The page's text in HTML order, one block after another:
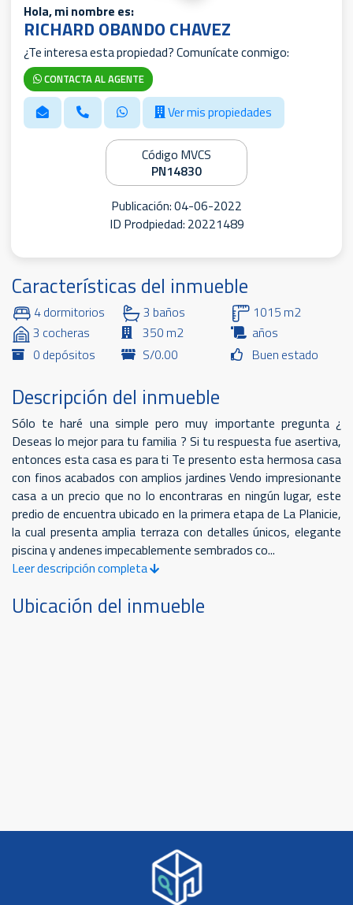
Hola, mi nombre es:
RICHARD OBANDO CHAVEZ
¿Te interesa esta propiedad? Comunícate conmigo:
CONTACTA AL AGENTE
Ver mis propiedades
Código MVCS
PN14830
Publicación: 04-06-2022
ID Prodpiedad: 20221489
Características del inmueble
4 dormitorios 3 baños
1015 m2
3 cocheras
350 m2
años
0 depósitos
S/0.00 Buen estado
Descripción del inmueble
Sólo te haré una simple pero muy importante pregunta ¿
Deseas lo mejor para tu familia ? Si tu respuesta fue asertiva,
entonces esta casa es para ti Te presento esta hermosa casa
con finos acabados con amplios jardines Vendo impresionante
casa a un precio que no lo encontraras en ningún lugar, este
predio de encuentra ubicado en la primera etapa de La Planicie,
la cual presenta amplia terraza con detalles únicos, elegante
piscina y andenes impecablemente sembrados co...
Leer descripción completa
Ubicación del inmueble